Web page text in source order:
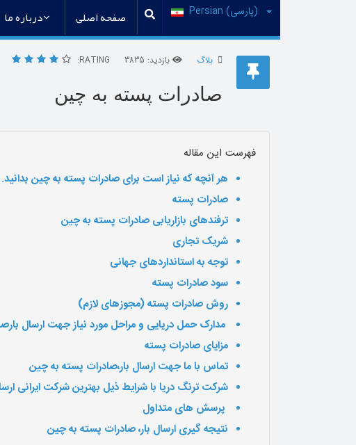
(پارسی) Persian صفحه اصلی درباره ما
بلاگ بازدید: 3835 RATING:
صادرات پسته به چین
فهرست این مقاله
هر آنچه که نیاز است برای صادرات پسته به چین بدانید.
صادرات پسته
ترفندهای بازاریابی صادرات پسته به چین
شریک تجاری
توجه به استانداردهای جهانی
سود صادرات پسته
روش صادرات پسته (مجوزهای لازم)
مدارک حمل دریایی و مراحل مورد نیاز جهت ارسال
مزایای صادرات پسته
تماس با ما جهت ارسال بار،صادرات پسته به چین
شرکت ترنگ دریا با شرایط ذیل بهترین شرکت ایرانی
پرسش های متداول
نتیجهگیری ارسال بار، صادرات پسته به چین